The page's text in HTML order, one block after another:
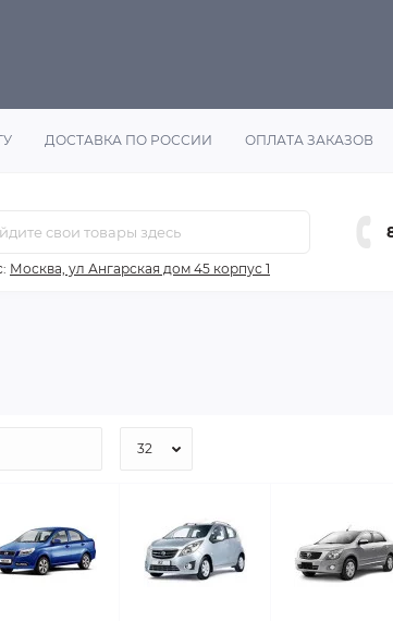
ДОСТАВКА ПО РОССИИ ОПЛАТА ЗАКАЗОВ
Москва, ул Ангарская дом 45 корпус 1